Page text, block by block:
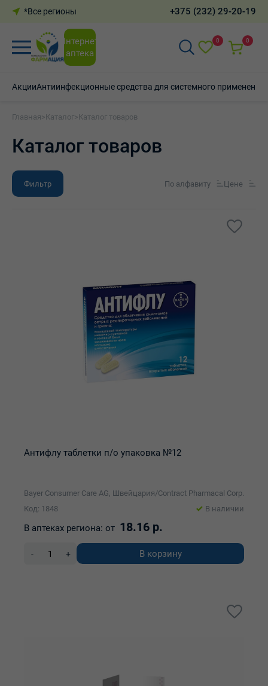
*Все регионы +375 (232) 29-20-19
Интернет-
аптека
0 0
АкцииАнтиинфекционные средства для системного применения
Главная >Каталог>Каталог товаров
Каталог товаров
Фильтр По алфавиту Цене
Антифлу таблетки п/о упаковка №12
Bayer Consumer Care AG, Швейцария/Contract Pharmacal Corp.
Код: 1848
В наличии
В аптеках региона: от 18.16 р.
- + В корзину